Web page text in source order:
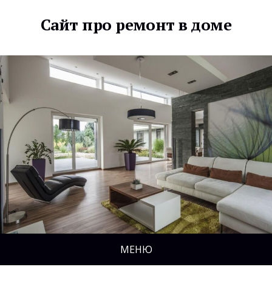
Сайт про ремонт в доме
МЕНЮ